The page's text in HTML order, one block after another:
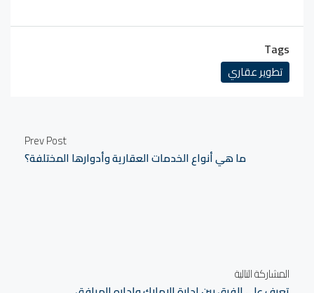
Tags
تطوير عقاري
Prev Post
ما هي أنواع الخدمات العقارية وأدوارها المختلفة؟
المشاركة التالية